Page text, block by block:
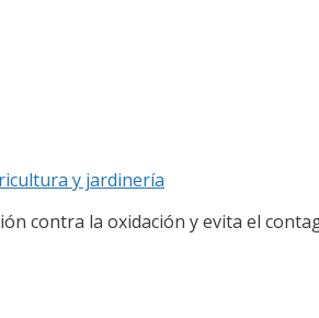
y jardinería
contra la oxidación y evita el